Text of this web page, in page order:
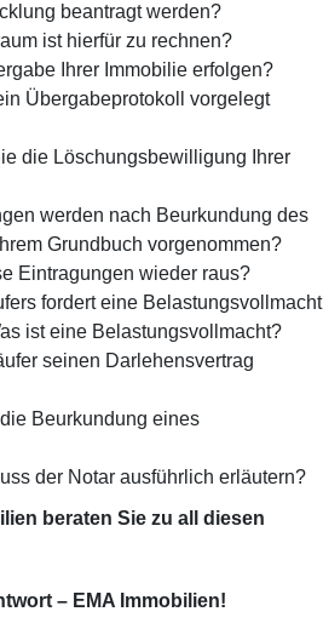
beantragt werden?
ist hierfür zu rechnen?
Ihrer Immobilie erfolgen?
Übergabe­protokoll vorgelegt
die Löschungsbewilligung Ihrer
werden nach Beurkundung des
Grundbuch vorgenommen?
Eintragungen wieder raus?
fordert eine Belastungsvollmacht
ist eine Belastungsvollmacht?
seinen Darlehensvertrag
Beurkundung eines
der Notar ausführlich erläutern?
beraten Sie zu all diesen
– EMA Immobilien!